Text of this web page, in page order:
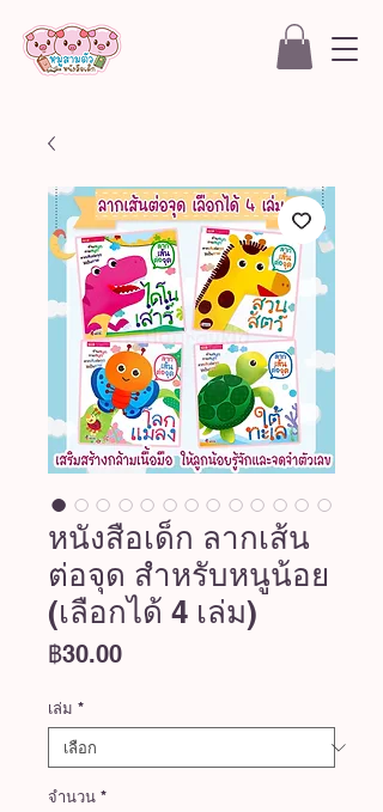
หนังสือเด็ก ลากเส้น
ต่อจุด สำหรับหนูน้อย
(เลือกได้ 4 เล่ม)
฿30.00ราคา
เล่ม *
จำนวน *